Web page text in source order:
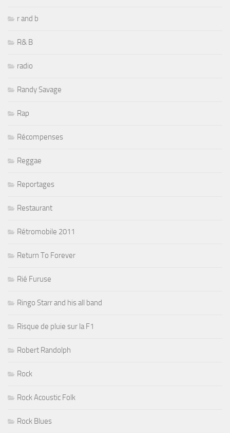
r and b
R& B
radio
Randy Savage
Rap
Récompenses
Reggae
Reportages
Restaurant
Rétromobile 2011
Return To Forever
Rié Furuse
Ringo Starr and his all band
Risque de pluie sur la F1
Robert Randolph
Rock
Rock Acoustic Folk
Rock Blues